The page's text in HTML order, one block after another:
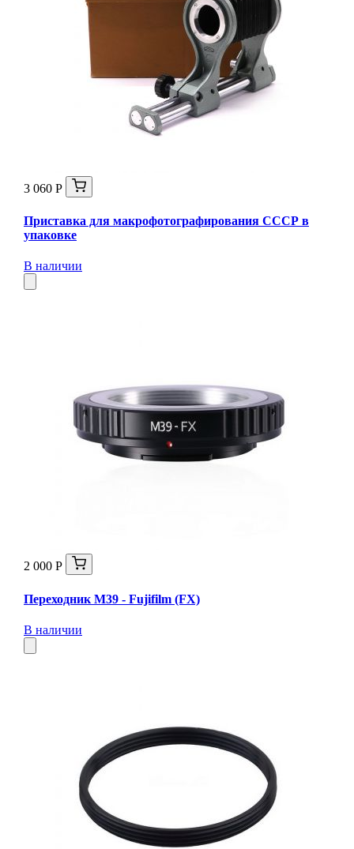
3 060 Р
Приставка для макрофотографирования СССР в
упаковке
В наличии
2 000 Р
Переходник М39 - Fujifilm (FX)
В наличии